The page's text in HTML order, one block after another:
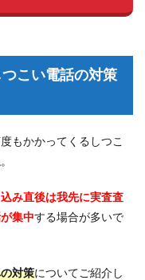
こい電話の対策
もかかってくるしつこ
み直後は我先に実査査
集中する場合が多いで
対策についてご紹介し